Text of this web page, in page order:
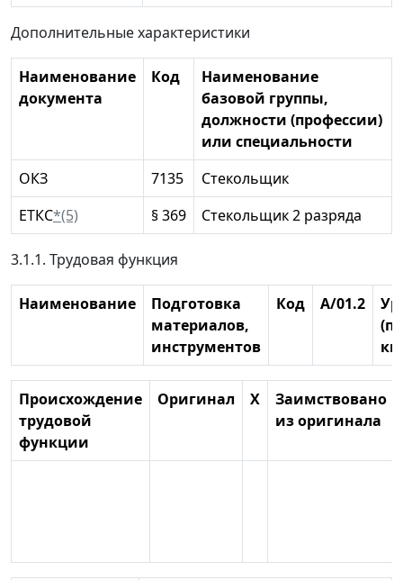
Дополнительные характеристики
Наименование
документа
Код
Наименование
базовой группы,
должности (профессии)
или специальности
ОКЗ
7135
Стекольщик
ЕТКС*(5) § 369 Стекольщик 2 разряда
3.1.1. Трудовая функция
Наименование
Подготовка
материалов,
инструментов
Код А/01.2
Происхождение
трудовой
функции
Оригинал X
Заимствовано
из оригинала